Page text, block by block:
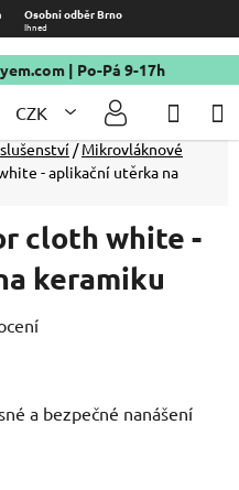
Osobní odběr Brno
Ihned
| Po-Pá 9-17h
CZK
/ Mikrovláknové
- aplikační utěrka na
a bezpečné nanášení
cloth white -
keramiku